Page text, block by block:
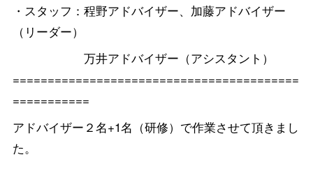
・スタッフ：程野アドバイザー、加藤アドバイザー
（リーダー）
万井アドバイザー（アシスタント）
=========================================
===========
アドバイザー２名+1名（研修）で作業させて頂きまし
た。